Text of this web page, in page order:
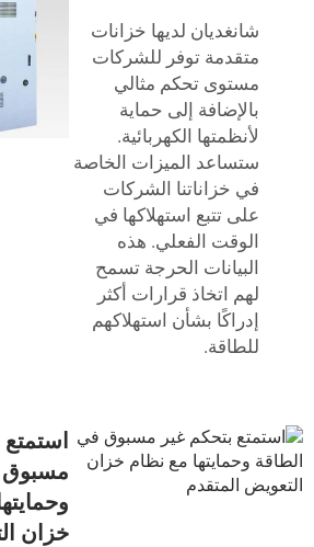
شانغديان لديها خزانات
متقدمة توفر للشركات
مستوى تحكم مثالي
بالإضافة إلى حماية
لأنظمتها الكهربائية.
ستساعد الميزات الخاصة
في خزاناتنا الشركات
على تتبع استهلاكها في
الوقت الفعلي. هذه
البيانات الحرجة تسمح
لهم اتخاذ قرارات أكثر
إدراكًا بشأن استهلاكهم
للطاقة.
مسبوق
خزان